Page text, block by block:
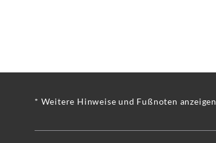
* Weitere Hinweise und Fußnoten anzeigen